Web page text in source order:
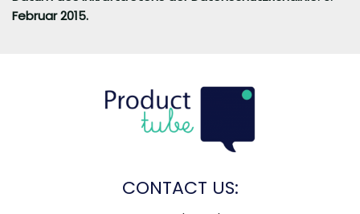
Februar 2015.
CONTACT US: